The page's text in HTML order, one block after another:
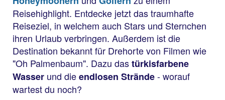
Reisehighlight. Entdecke jetzt das traumhafte
Reiseziel, in welchem auch Stars und Sternchen
ihren Urlaub verbringen. Außerdem ist die
Destination bekannt für Drehorte von Filmen wie
"Oh Palmenbaum". Dazu dastürkisfarbene
Wasser und dieendlosen Strände- worauf
wartest du noch?